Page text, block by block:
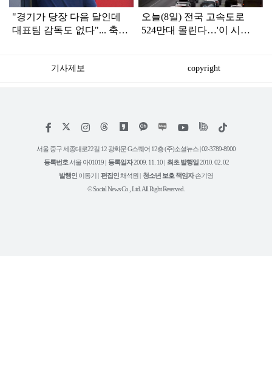
"경기가 당장 다음 달인데
대표팀 감독도 없다"... 축구
오늘(8일) 전국 고속도로
524만대 몰린다…'이 시
기사제보 copyright
페
스
인
타
램
위
트
유
튜
틱
서울 중구 세종대로22길 12 광화문 G스퀘어 12층 (주)소셜뉴스 | 02-3789-8900
등록번호 서울 아01019 | 등록일자2009. 11. 10 | 최초 발행일2010. 02. 02
발행인 이동기 | 편집인채석원 | 청소년 보호 책임자손기영
© Social News Co., Ltd. All Right Reserved.